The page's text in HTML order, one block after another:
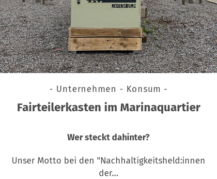
- Unternehmen - Konsum -
Fairteilerkasten im Marinaquartier
Wer steckt dahinter?
Unser Motto bei den "Nachhaltigkeitsheld:innen
der…